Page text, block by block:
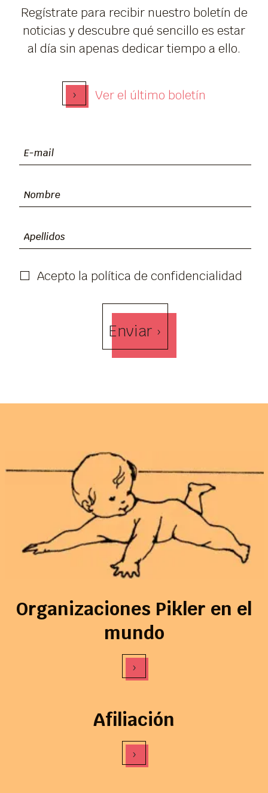
Regístrate para recibir nuestro boletín de
noticias y descubre qué sencillo es estar
al día sin apenas dedicar tiempo a ello.
› Ver el último boletín
Acepto la política de confidencialidad
Enviar ›
Organizaciones Pikler en el
mundo
›
Afiliación
›